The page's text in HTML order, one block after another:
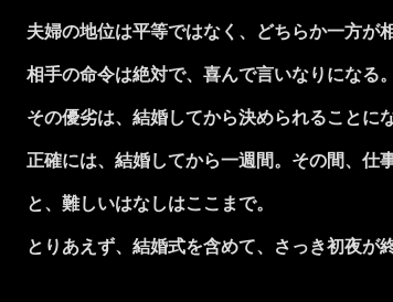
夫婦の地位は平等ではなく、どちらか一方が
相手の命令は絶対で、喜んで言いなりになる
その優劣は、結婚してから決められることにな
正確には、結婚してから一週間。その間、仕
と、難しいはなしはここまで。
とりあえず、結婚式を含めて、さっき初夜が